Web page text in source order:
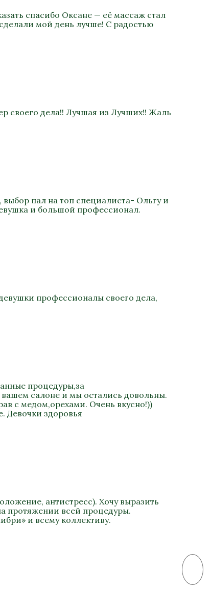
спасибо Оксане — её массаж стал
мой день лучше! С радостью
своего дела!! Лучшая из Лучших!! Жаль
пал на топ специалиста- Ольгу и
и большой профессионал.
профессионалы своего дела,
процедуры,за
салоне и мы остались довольны.
с медом,орехами. Очень вкусно!))
Девочки здоровья
антистресс). Хочу выразить
протяжении всей процедуры.
и всему коллективу.